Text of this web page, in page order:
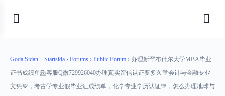
Goda Sidan – Startsida › Forums › Public Forum › 办理新罕布什尔大学MBA毕业
证书成绩单💁客服Q微729926040办理真实留信认证要多久💚会计与金融专业
文凭💚，考古学专业假毕业证成绩单，化学专业学历认证💚，怎么办理地球与